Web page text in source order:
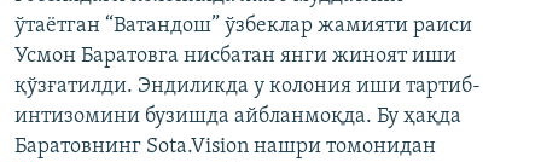
ўтаётган “Ватандош” ўзбеклар жамияти раиси
Усмон Баратовга нисбатан янги жиноят иши
қўзғатилди. Эндиликда у колония иши тартиб-
интизомини бузишда айбланмоқда. Бу ҳақда
Баратовнинг Sota.Vision нашри томонидан